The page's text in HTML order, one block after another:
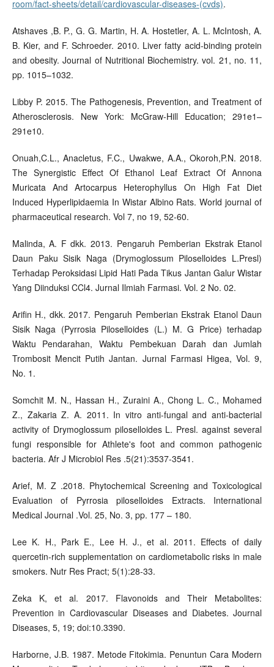
room/fact-sheets/detail/cardiovascular-diseases-(cvds).
Atshaves ,B. P., G. G. Martin, H. A. Hostetler, A. L. McIntosh, A.
B. Kier, and F. Schroeder. 2010. Liver fatty acid-binding protein
and obesity. Journal of Nutritional Biochemistry. vol. 21, no. 11,
pp. 1015–1032.
Libby P. 2015. The Pathogenesis, Prevention, and Treatment of
Atherosclerosis. New York: McGraw-Hill Education; 291e1–
291e10.
Onuah,C.L., Anacletus, F.C., Uwakwe, A.A., Okoroh,P.N. 2018.
The Synergistic Effect Of Ethanol Leaf Extract Of Annona
Muricata And Artocarpus Heterophyllus On High Fat Diet
Induced Hyperlipidaemia In Wistar Albino Rats. World journal of
pharmaceutical research. Vol 7, no 19, 52-60.
Malinda, A. F dkk. 2013. Pengaruh Pemberian Ekstrak Etanol
Daun Paku Sisik Naga (Drymoglossum Piloselloides L.Presl)
Terhadap Peroksidasi Lipid Hati Pada Tikus Jantan Galur Wistar
Yang Diinduksi CCl4. Jurnal Ilmiah Farmasi. Vol. 2 No. 02.
Arifin H., dkk. 2017. Pengaruh Pemberian Ekstrak Etanol Daun
Sisik Naga (Pyrrosia Piloselloides (L.) M. G Price) terhadap
Waktu Pendarahan, Waktu Pembekuan Darah dan Jumlah
Trombosit Mencit Putih Jantan. Jurnal Farmasi Higea, Vol. 9,
No. 1.
Somchit M. N., Hassan H., Zuraini A., Chong L. C., Mohamed
Z., Zakaria Z. A. 2011. In vitro anti-fungal and anti-bacterial
activity of Drymoglossum piloselloides L. Presl. against several
fungi responsible for Athlete's foot and common pathogenic
bacteria. Afr J Microbiol Res .5(21):3537-3541.
Arief, M. Z .2018. Phytochemical Screening and Toxicological
Evaluation of Pyrrosia piloselloides Extracts. International
Medical Journal .Vol. 25, No. 3, pp. 177 – 180.
Lee K. H., Park E., Lee H. J., et al. 2011. Effects of daily
quercetin-rich supplementation on cardiometabolic risks in male
smokers. Nutr Res Pract; 5(1):28-33.
Zeka K, et al. 2017. Flavonoids and Their Metabolites:
Prevention in Cardiovascular Diseases and Diabetes. Journal
Diseases, 5, 19; doi:10.3390.
Harborne, J.B. 1987. Metode Fitokimia. Penuntun Cara Modern